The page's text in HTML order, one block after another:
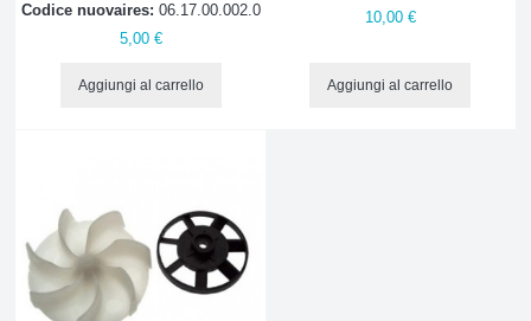
Motori
Filtri
Deodoranti
Reggisachi
Codice nuovaires: 06.17.00.002.0
5,00 €
Aggiungi al carrello
10,00 €
Aggiungi al carrello